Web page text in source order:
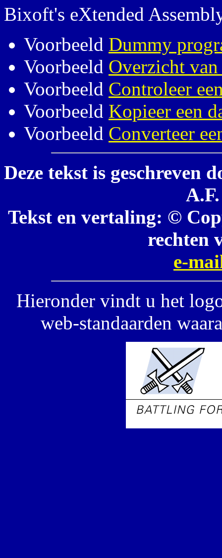
Bixoft's eXtended
Voorbeeld Dummy
Voorbeeld Overzicht
Voorbeeld Controleer
Voorbeeld Kopieer een
Voorbeeld Converteer
Deze tekst is geschreven
Tekst en vertaling: ©
rechten
e-
Hieronder vindt u het
web-standaarden